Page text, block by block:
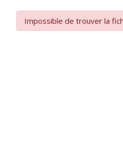
SAINT-
Impossible de trouver la